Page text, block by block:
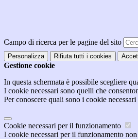
Campo di ricerca per le pagine del sito
Personalizza Rifiuta tutti i cookies
Gestione cookie
In questa schermata è possibile scegliere
I cookie necessari sono quelli che
Per conoscere quali sono i cookie
Cookie necessari per il funzionamento
I cookie necessari per il funzionamento